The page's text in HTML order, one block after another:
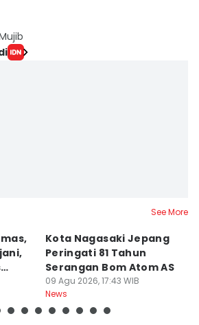
See More
Kota Nagasaki Jepang
Peringati 81 Tahun
Serangan Bom Atom AS
09 Agu 2026, 17:43 WIB
News